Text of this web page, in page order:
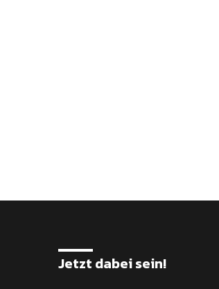
Jetzt dabei sein!